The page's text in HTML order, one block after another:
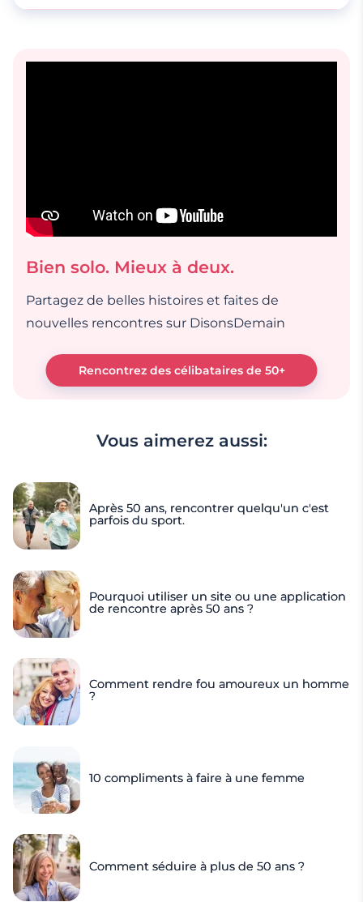
Lors de cette phase, l’homme a besoin d’un
également de détecter les petites attentions
Bien solo. Mieux à deux.
Partagez de belles histoires et faites de
nouvelles rencontres sur DisonsDemain
Rencontrez des célibataires de 50+
Vous aimerez aussi:
Après 50 ans, rencontrer quelqu'un c'est
parfois du sport.
Pourquoi utiliser un site ou une application
de rencontre après 50 ans ?
Comment rendre fou amoureux un homme
?
10 compliments à faire à une femme
Comment séduire à plus de 50 ans ?